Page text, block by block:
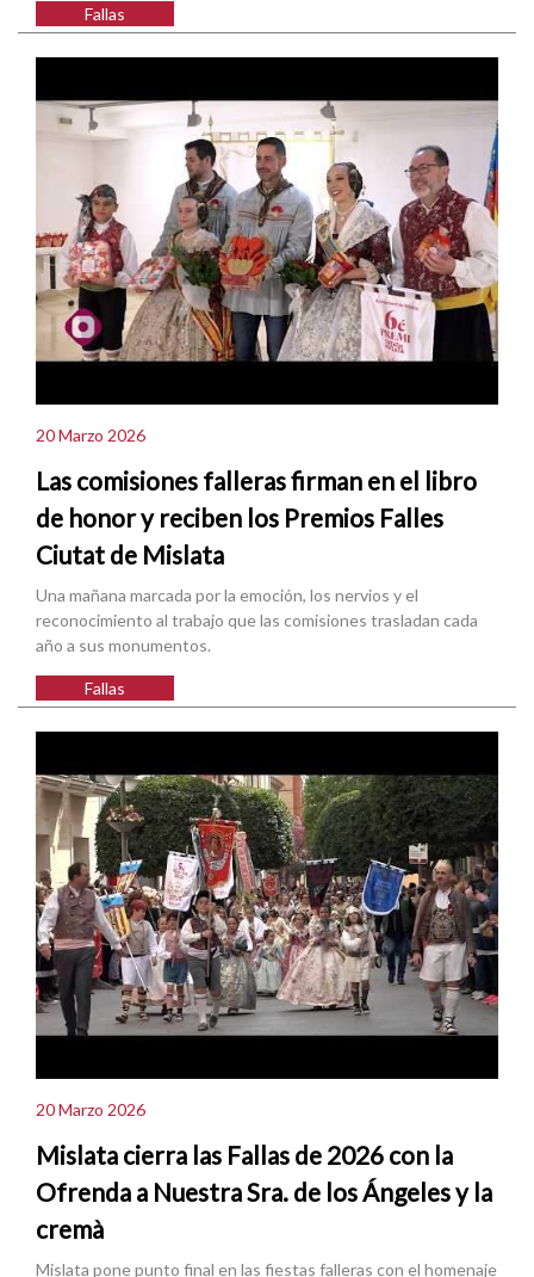
Fallas
20 Marzo 2026
Las comisiones falleras firman en el libro
de honor y reciben los Premios Falles
Ciutat de Mislata
Una mañana marcada por la emoción, los nervios y el
reconocimiento al trabajo que las comisiones trasladan cada
año a sus monumentos.
Fallas
20 Marzo 2026
Mislata cierra las Fallas de 2026 con la
Ofrenda a Nuestra Sra. de los Ángeles y la
cremà
Mislata pone punto final en las fiestas falleras con el homenaje